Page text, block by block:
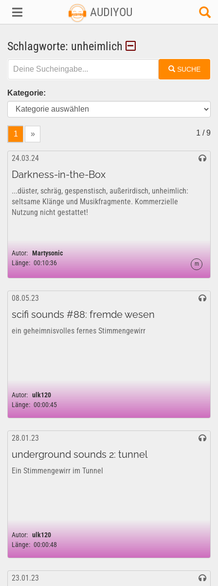
AUDIYOU
Schlagworte: unheimlich
SUCHE
Kategorie:
1 » 1 / 9
24.03.24
Darkness-in-the-Box
...düster, schräg, gespenstisch, außerirdisch, unheimlich:
seltsame Klänge und Musikfragmente. Kommerzielle
Nutzung nicht gestattet!
Autor: Martysonic
Länge: 00:10:36 m
08.05.23
scifi sounds #88: fremde wesen
ein geheimnisvolles fernes Stimmengewirr
Autor: ulk120
Länge: 00:00:45
28.01.23
underground sounds 2: tunnel
Ein Stimmengewirr im Tunnel
Autor: ulk120
Länge: 00:00:48
23.01.23